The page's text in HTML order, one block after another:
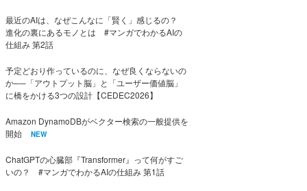
最近のAIは、なぜこんなに「賢く」感じるの？
進化の裏にあるモノとは #マンガでわかるAIの
仕組み 第2話
予定どおり作っているのに、なぜ良くならないの
か──「アウトプット脳」と「ユーザー価値脳」
に橋をかける3つの設計【CEDEC2026】
Amazon DynamoDBがベクター検索の一般提供を
開始
NEW
ChatGPTの心臓部『Transformer』って何がすご
いの？ #マンガでわかるAIの仕組み 第1話